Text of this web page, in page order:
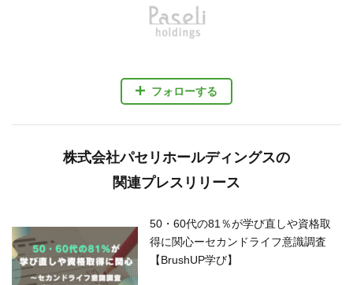
フォローする
株式会社パセリホールディングスの
関連プレスリリース
50・60代の81％が学び直しや資格取
得に関心ーセカンドライフ意識調査
【BrushUP学び】